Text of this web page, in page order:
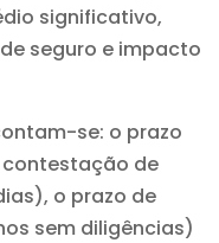
significativo,
seguro e impacto
se: o prazo
contestação de
o prazo de
sem diligências)